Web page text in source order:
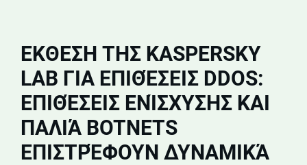
EΚΘΕΣΗ ΤΗΣ KASPERSKY
LAB ΓΙΑ ΕΠΙΘΈΣΕΙΣ DDOS:
ΕΠΙΘΈΣΕΙΣ ΕΝΊΣΧΥΣΗΣ ΚΑΙ
ΠΑΛΙΆ BOTNETS
ΕΠΙΣΤΡΈΦΟΥΝ ΔΥΝΑΜΙΚΆ